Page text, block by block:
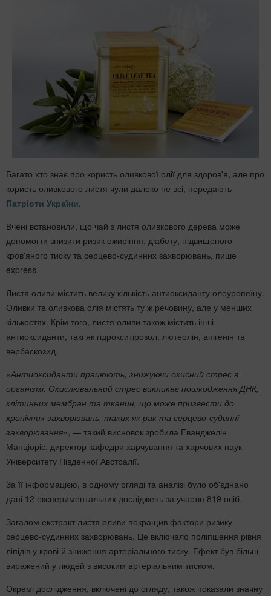
Багато хто знає про користь оливкової олії для здоров'я, але про
користь оливкового листя чули далеко не всі, передають
Патріоти України.
Вчені встановили, що чай з листя оливкового дерева може
допомогти знизити ризик ожиріння, діабету, підвищеного
кров'яного тиску та серцево-судинних захворювань, пише
express.
Листя оливи містить велику кількість антиоксиданту олеуропеїну.
Оливки та оливкова олія містять ту ж речовину, але у менших
кількостях. Крім того, листя оливи також містить інші
антиоксиданти, такі як гідрокситірозол, лютеолін, апігенін та
вербаскозид.
«Антиоксиданти працюють, знижуючи окисний стрес в
організмі. Окислювальний стрес викликає пошкодження ДНК,
клітинних мембран та тканин, що може призвести до
хронічних захворювань, таких як рак та серцево-судинні
захворювання», — такий висновок зробила Еванджелін
Манціоріс, директор кафедри харчування та харчових наук
Університету Південної Австралії.
За її інформацією, в одному огляді та аналізі було об'єднано
дані 12 експериментальних досліджень за участю 819 осіб.
Загалом екстракт листя оливи покращив фактори ризику
серцево-судинних захворювань. Це включало поліпшення рівня
ліпідів у крові й зниження артеріального тиску. Ефект був більш
виражений у людей з високим артеріальним тиском.
Окремі дослідження, включені до огляду, також показали значну